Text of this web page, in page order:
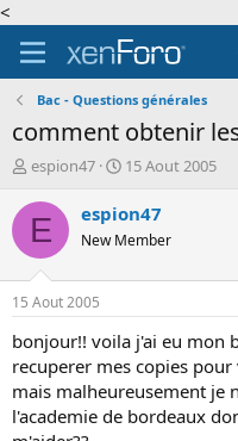
<
Bac - Questions générales
comment obtenir
A
t
e
r
d
e
l
d
i
s
espion47
D
t
d
é
b
t
15 Aout 2005
E espion47
New Member
15 Aout 2005
bonjour!! voila j'ai eu mon
recuperer mes copies
mais malheureusement je
l'academie de bordeaux